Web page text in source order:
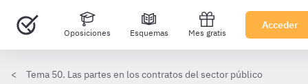
Oposiciones Esquemas Mes gratis
Acceder
Tema 50. Las partes en los contratos del sector público